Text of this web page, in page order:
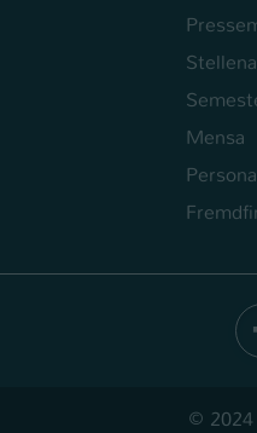
Mensa
© 2024